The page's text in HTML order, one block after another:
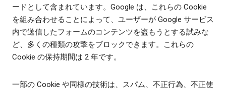
ードとして含まれています。Google は、これらの Cookie
を組み合わせることによって、ユーザーが Google サービス
内で送信したフォームのコンテンツを盗もうとする試みな
ど、多くの種類の攻撃をブロックできます。これらの
Cookie の保持期間は 2 年です。
一部の Cookie や同様の技術は、スパム、不正行為、不正使